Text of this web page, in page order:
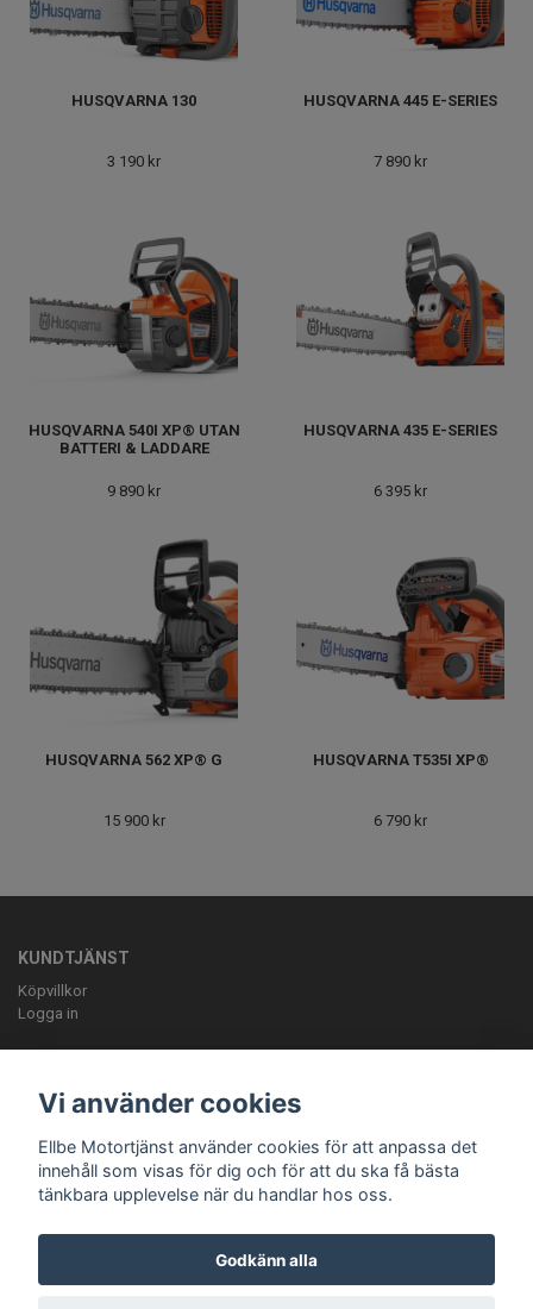
HUSQVARNA 130
3 190 kr
HUSQVARNA 445 E-SERIES
7 890 kr
HUSQVARNA 540I XP® UTAN
BATTERI & LADDARE
9 890 kr
HUSQVARNA 435 E-SERIES
6 395 kr
HUSQVARNA 562 XP® G
15 900 kr
HUSQVARNA T535I XP®
6 790 kr
KUNDTJÄNST
Köpvillkor
Logga in
info@ellbemotortjanst.seÖppettider: Måndag -Torsdag 8-18 Fredag 8-
Vi använder cookies
Ellbe Motortjänst använder cookies för att anpassa det
innehåll som visas för dig och för att du ska få bästa
tänkbara upplevelse när du handlar hos oss.
Godkänn alla